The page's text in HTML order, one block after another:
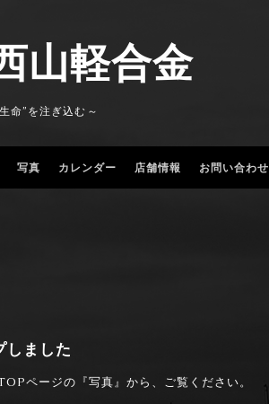
山軽合金
命”を注ぎ込む～
写真 カレンダー 店舗情報 お問い合わせ
しました
ページの『写真』から、ご覧ください。